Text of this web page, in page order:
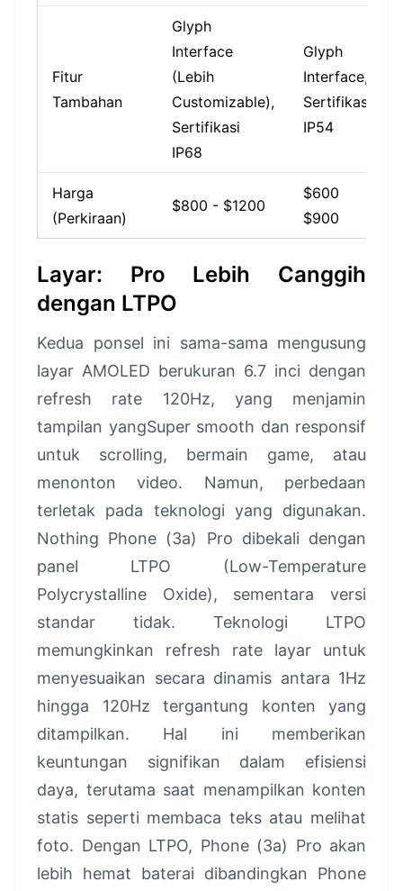
Fitur
Tambahan
Glyph
Interface
(Lebih
Customizable),
Sertifikasi
IP68
Glyph
Interface,
Sertifikasi
IP54
Harga
(Perkiraan)
$800 - $1200
$600 -
$900
Layar: Pro Lebih Canggih
dengan LTPO
Kedua ponsel ini sama-sama mengusung
layar AMOLED berukuran 6.7 inci dengan
refresh rate 120Hz, yang menjamin
tampilan yangSuper smooth dan responsif
untuk scrolling, bermain game, atau
menonton video. Namun, perbedaan
terletak pada teknologi yang digunakan.
Nothing Phone (3a) Pro dibekali dengan
panel LTPO (Low-Temperature
Polycrystalline Oxide), sementara versi
standar tidak. Teknologi LTPO
memungkinkan refresh rate layar untuk
menyesuaikan secara dinamis antara 1Hz
hingga 120Hz tergantung konten yang
ditampilkan. Hal ini memberikan
keuntungan signifikan dalam efisiensi
daya, terutama saat menampilkan konten
statis seperti membaca teks atau melihat
foto. Dengan LTPO, Phone (3a) Pro akan
lebih hemat baterai dibandingkan Phone